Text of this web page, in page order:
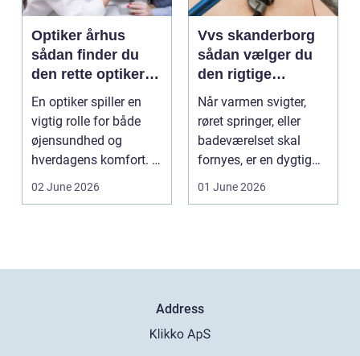
Optiker århus
sådan finder du
den rette optiker i
byen
En optiker spiller en
vigtig rolle for både
øjensundhed og
hverdagens komfort. I
en by som Aarhus, h...
02 June 2026
Vvs skanderborg
sådan vælger du
den rigtige
installatør
Når varmen svigter,
røret springer, eller
badeværelset skal
fornyes, er en dygtig
VVS-installatør gu...
01 June 2026
Address